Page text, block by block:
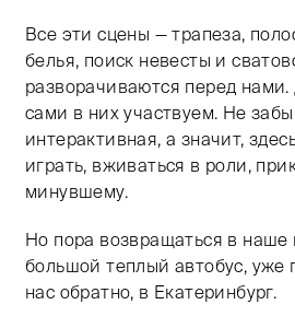
Все эти сцены — трапеза,
белья, поиск невесты и
разворачиваются перед
сами в них участвуем. Не
интерактивная, а значит,
играть, вживаться в роли,
минувшему.
Но пора возвращаться в наше
большой теплый автобус, уже
нас обратно, в Екатеринбург.